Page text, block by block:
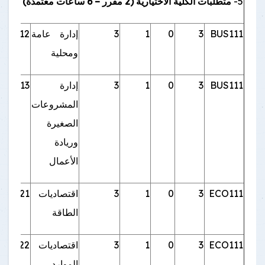
BUS111
3
0
1
3
إدارة عامة
ومحلية
BUS111
3
0
1
3
إدارة
المشروعات
الصغيرة
وريادة
الأعمال
ECO111
3
0
1
3
اقتصاديات
الطاقة
ECO111
3
0
1
3
اقتصاديات